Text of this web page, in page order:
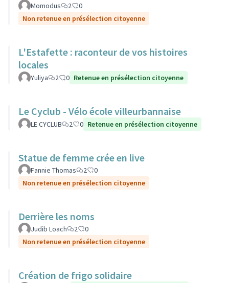
Momodus 2
0
Non retenue en présélection citoyenne
L'Estafette : raconteur de vos histoires
locales
Yuliya 2 0 Retenue en présélection citoyenne
Le Cyclub - Vélo école villeurbannaise
LE CYCLUB 2 0 Retenue en présélection citoyenne
Statue de femme crée en live
Fannie Thomas 2
0
Non retenue en présélection citoyenne
Derrière les noms
Judib Loach 2
0
Non retenue en présélection citoyenne
Création de frigo solidaire